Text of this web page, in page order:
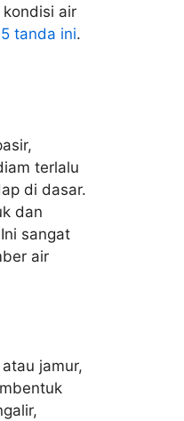
air
tanda ini.
terlalu
di dasar.
dan
sangat
air
jamur,